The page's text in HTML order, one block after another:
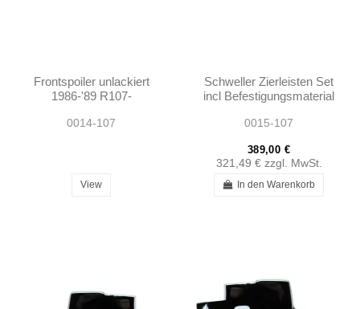
Frontspoiler unlackiert
1986-'89 R107-
0014-107
View
Schweller Zierleisten Set
incl Befestigungsmaterial
1076980180
0015-107
389,00 €
321,49 € zzgl. MwSt.
In den Warenkorb